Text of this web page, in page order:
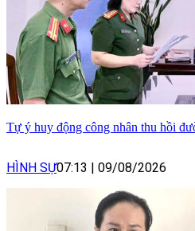
Tự ý huy động công nhân thu hồi
HÌNH SỰ07:13 | 09/08/2026